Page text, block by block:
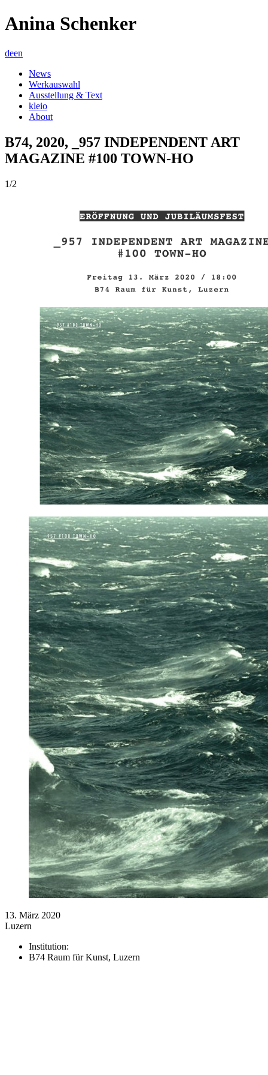
Anina Schenker
deen
News
Werkauswahl
Ausstellung & Text
kleio
About
B74, 2020, _957 INDEPENDENT ART
MAGAZINE #100 TOWN-HO
1/2
13. März 2020
Luzern
Institution:
B74 Raum für Kunst, Luzern